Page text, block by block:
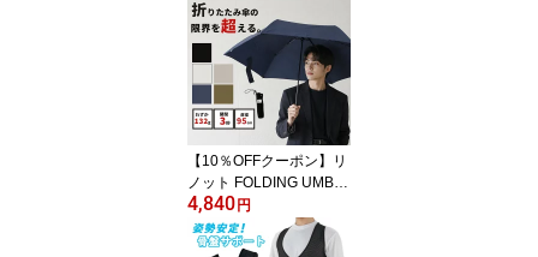
ュ 炭酸泡 ニオイ 黒ずみ
かゆみ ムレ スッキリ 洗
浄 専用 ソープ 石鹸 ボデ
ィソープ アルギニン）
【送料無料】【海外×】
【DM】
【10％OFFクーポン】リ
ノット FOLDING UMBR
ELLA AIR エアー ReKN
OT（超軽量 折りたたみ
傘 95cm直径 22.5cm収納
4,840 円